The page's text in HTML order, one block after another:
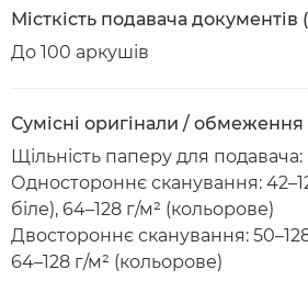
Місткість подавача документів
До 100 аркушів
Сумісні оригінали / обмеження
Щільність паперу для подавача:
Одностороннє сканування:
біле), 64–128 г/м² (кольорове)
Двостороннє сканування:
64–128 г/м² (кольорове)